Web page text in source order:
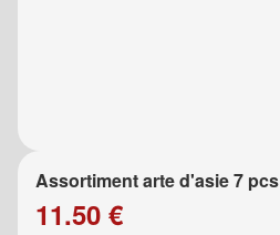
Assortiment arte d'asie 7 pcs
11.50 €